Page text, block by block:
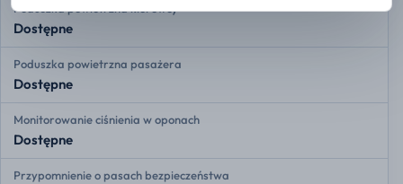
Poduszka powietrzna kierowcy
Dostępne
Poduszka powietrzna pasażera
Dostępne
Monitorowanie ciśnienia w oponach
Dostępne
Przypomnienie o pasach bezpieczeństwa